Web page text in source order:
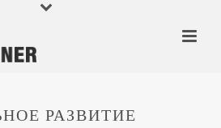
РАЗВИТИЕ